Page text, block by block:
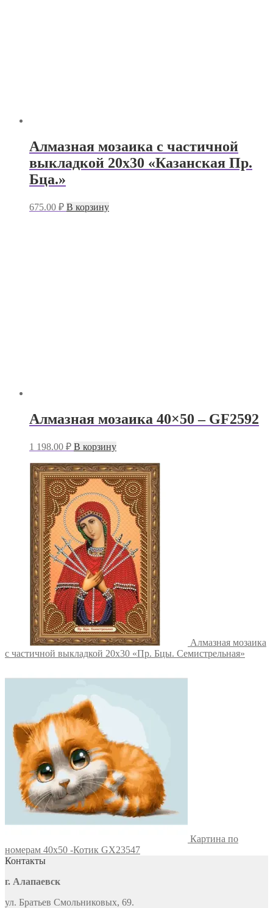
Алмазная мозаика с частичной
выкладкой 20х30 «Казанская Пр.
Бца.»
675.00 ₽ В корзину
Алмазная мозаика 40×50 – GF2592
1 198.00 ₽ В корзину
Алмазная мозаика
с частичной выкладкой 20х30 «Пр. Бцы. Семистрельная»
Картина по
номерам 40х50 -Котик GX23547
Контакты
г. Алапаевск
ул. Братьев Смольниковых, 69.